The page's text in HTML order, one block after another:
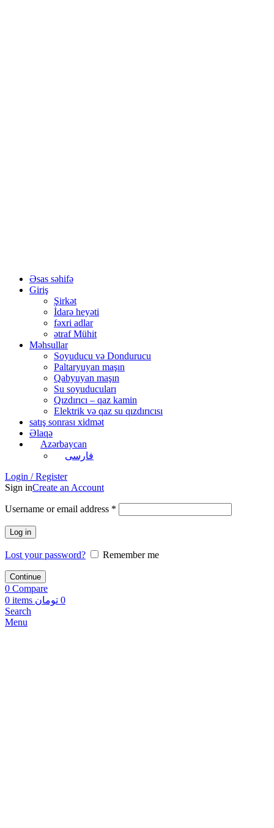
Əsas səhifə
Giriş
Şirkət
İdarə heyəti
fəxri adlar
ətraf Mühit
Məhsullar
Soyuducu və Dondurucu
Paltaryuyan maşın
Qabyuyan maşın
Su soyuducuları
Qızdırıcı – qaz kamin
Elektrik və qaz su qızdırıcısı
satış sonrası xidmət
Əlaqə
Azərbaycan
فارسی
Login / Register
Sign inCreate an Account
Username or email address *
Log in
Lost your password? Remember me
Continue
0 Compare
0 items 0 تومان
Search
Menu